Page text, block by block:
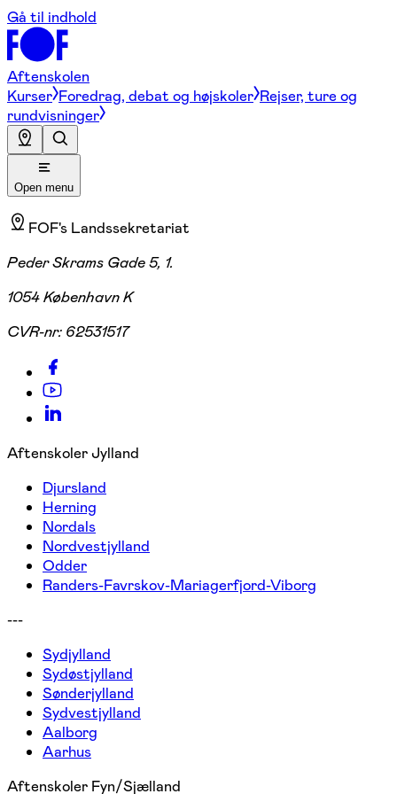
Gå til indhold
Aftenskolen
Kurser Foredrag, debat og højskoler Rejser, ture og
rundvisninger
Open menu
FOF's Landssekretariat
Peder Skrams Gade 5, 1.
1054 København K
CVR-nr: 62531517
Aftenskoler Jylland
Djursland
Herning
Nordals
Nordvestjylland
Odder
Randers-Favrskov-Mariagerfjord-Viborg
---
Sydjylland
Sydøstjylland
Sønderjylland
Sydvestjylland
Aalborg
Aarhus
Aftenskoler Fyn/Sjælland